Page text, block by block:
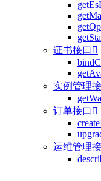
证书接口 
实例管理
订单接口 
运维管理